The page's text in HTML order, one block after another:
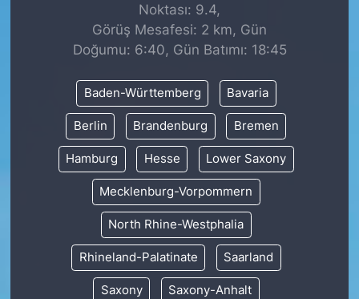
Noktası: 9.4,
Görüş Mesafesi: 2 km, Gün
Doğumu: 6:40, Gün Batımı: 18:45
Baden-Württemberg Bavaria
Berlin Brandenburg Bremen
Hamburg Hesse Lower Saxony
Mecklenburg-Vorpommern
North Rhine-Westphalia
Rhineland-Palatinate Saarland
Saxony Saxony-Anhalt